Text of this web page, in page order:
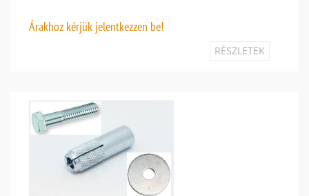
Árakhoz kérjük jelentkezzen be!
RÉSZLETEK